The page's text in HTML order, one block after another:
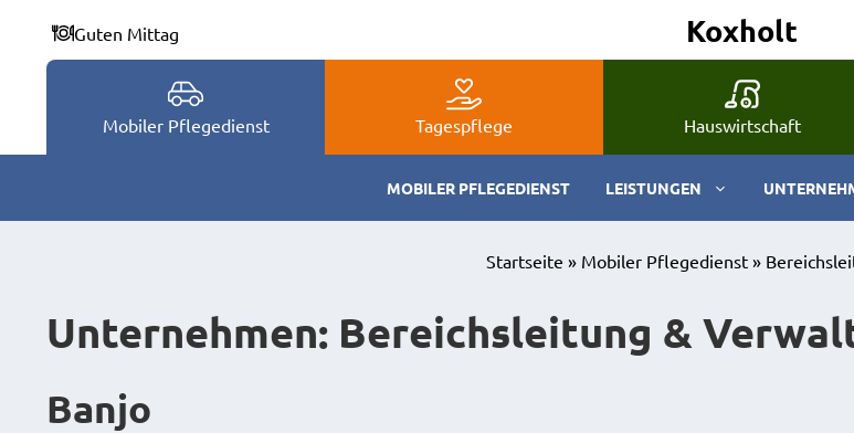
springen
Guten Mittag Koxholt
Mobiler Pflegedienst Tagespflege Hauswirtschaft
MOBILER PFLEGEDIENST LEISTUNGEN
Startseite » Mobiler Pflegedienst»
Unternehmen: Bereichsleitung &
Banjo